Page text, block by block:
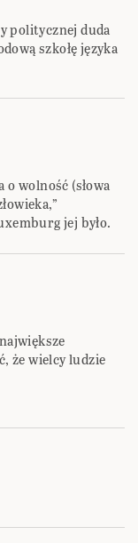
politycznej duda
szkołę języka
o wolność (słowa
jej było.
że wielcy ludzie